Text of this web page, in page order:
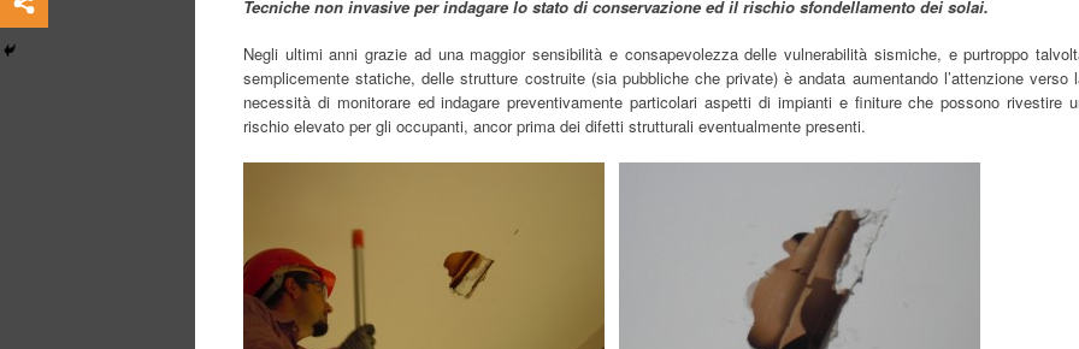
Tecniche non invasive per indagare lo stato di conservazione ed il rischio sfondellamento dei solai.
Negli ultimi anni grazie ad una maggior sensibilità e consapevolezza delle vulnerabilità sismiche, e purtroppo
semplicemente statiche, delle strutture costruite (sia pubbliche che private) è andata aumentando l’attenzione verso
necessità di monitorare ed indagare preventivamente particolari aspetti di impianti e finiture che possono rivestire
rischio elevato per gli occupanti, ancor prima dei difetti strutturali eventualmente presenti.